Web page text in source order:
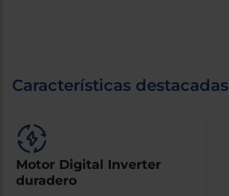
Características destacadas
Motor Digital Inverter
duradero